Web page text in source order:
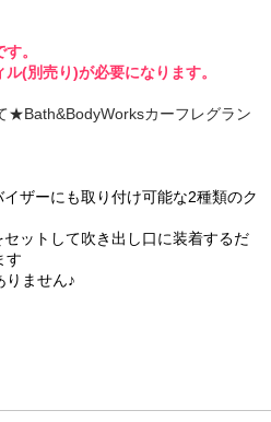
。
(別売り)が必要になります。
★Bath&BodyWorksカーフレグラン
ザーにも取り付け可能な2種類のク
ットして吹き出し口に装着するだ
す
ません♪